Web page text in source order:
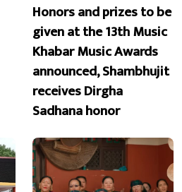
Honors and prizes to be
given at the 13th Music
Khabar Music Awards
announced, Shambhujit
receives Dirgha
Sadhana honor